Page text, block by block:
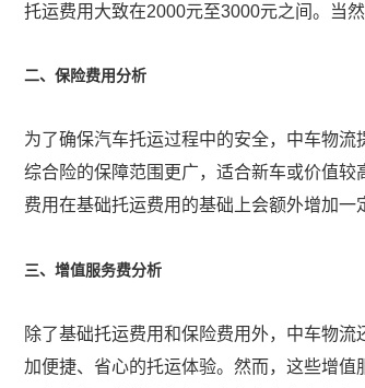
托运费用大致在2000元至3000元之间。当
二、保险费用分析
为了确保汽车托运过程中的安全，中车物
综合险的保障范围更广，适合新车或价值
费用在基础托运费用的基础上会额外增加一
三、增值服务费分析
除了基础托运费用和保险费用外，中车物
加便捷、省心的托运体验。然而，这些增